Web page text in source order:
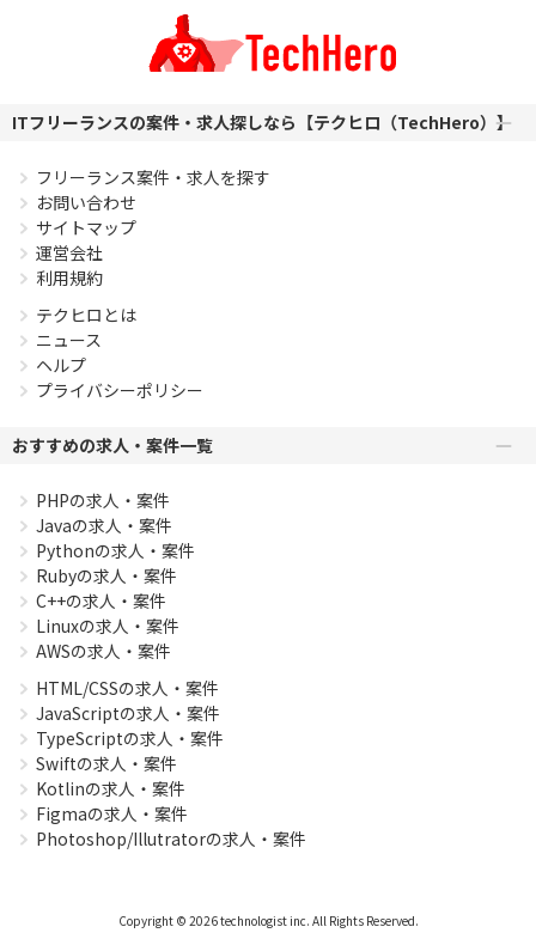
力的な環境で、世界と戦えるゲームを作ってください。
PHPを用いたWebサービスの開発経験4年以上
エンジニア複数人のチームでの開発経験
ITフリーランスの案件・求人探しなら【テクヒロ（TechHero）】
フリーランス案件・求人を探す
お問い合わせ
サイトマップ
運営会社
利用規約
テクヒロとは
ニュース
ヘルプ
プライバシーポリシー
おすすめの求人・案件一覧
PHPの求人・案件
Javaの求人・案件
Pythonの求人・案件
Rubyの求人・案件
C++の求人・案件
Linuxの求人・案件
AWSの求人・案件
HTML/CSSの求人・案件
JavaScriptの求人・案件
TypeScriptの求人・案件
Swiftの求人・案件
Kotlinの求人・案件
Figmaの求人・案件
Photoshop/Illutratorの求人・案件
Copyright © 2026 technologist inc. All Rights Reserved.